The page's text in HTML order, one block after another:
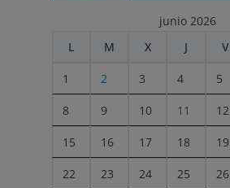
junio 2026
L
M X J V
1 2 3 4 5
8 9 10 11 12
15 16 17 18 19
22 23 24 25 26